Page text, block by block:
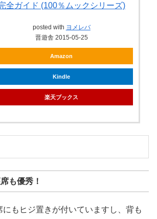
全ガイド (100％ムックシリーズ)
posted with ヨメレバ
晋遊舎 2015-05-25
Amazon
Kindle
楽天ブックス
も優秀！
にもヒジ置きが付いていますし、背も